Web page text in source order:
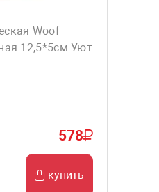
Woof
12,5*5см Уют
578
купить